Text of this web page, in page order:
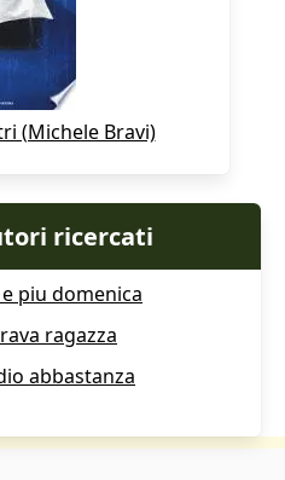
(Michele Bravi)
ricercati
piu domenica
ragazza
abbastanza